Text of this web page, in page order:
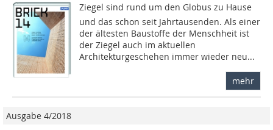
Ziegel sind rund um den Globus zu Hause 
und das schon seit Jahrtausenden. Als einer
der ältesten Baustoffe der Menschheit ist
der Ziegel auch im aktuellen
Architekturgeschehen immer wieder neu...
mehr
Ausgabe 4/2018